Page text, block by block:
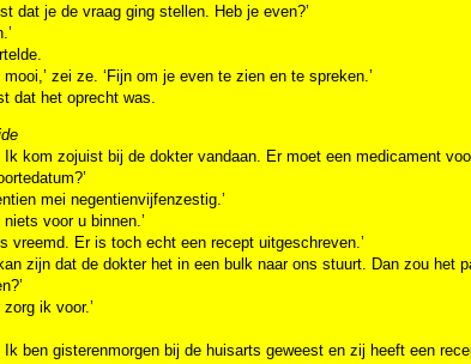
dat je de vraag ging stellen. Heb je even?’
mooi,’ zei ze. ‘Fijn om je even te zien en te spreken.’
dat het oprecht was.
Ik kom zojuist bij de dokter vandaan. Er moet een medicament
mei negentienvijfenzestig.’
niets voor u binnen.’
vreemd. Er is toch echt een recept uitgeschreven.’
zijn dat de dokter het in een bulk naar ons stuurt. Dan zou
zorg ik voor.’
Ik ben gisterenmorgen bij de huisarts geweest en zij heeft een